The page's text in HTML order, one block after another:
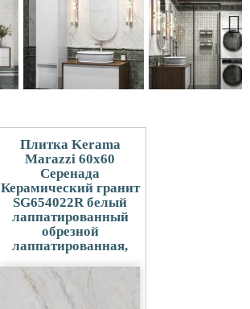
Плитка Kerama
Marazzi 60x60
Серенада
Керамический гранит
SG654022R белый
лаппатированный
обрезной
лаппатированная,